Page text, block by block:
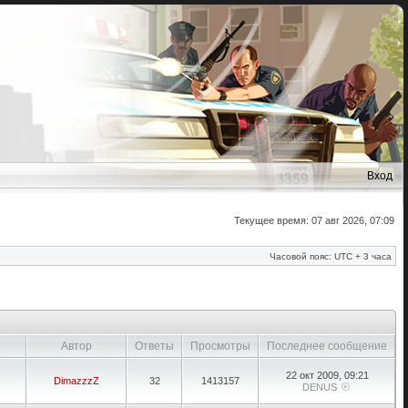
Вход
Текущее время: 07 авг 2026, 07:09
Часовой пояс: UTC + 3 часа
Автор Ответы Просмотры Последнее сообщение
DimazzzZ 32 1413157
22 окт 2009, 09:21
DENUS